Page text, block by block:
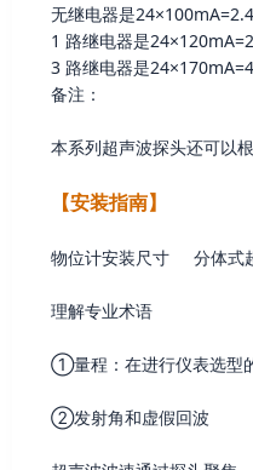
无继电器是
1 路继电器是
3 路继电器是
备注：
本系列超声波探头还可以
【安装指南】
物位计安装尺寸 分体式
理解专业术语
①量程：在进行仪表选型
②发射角和虚假回波